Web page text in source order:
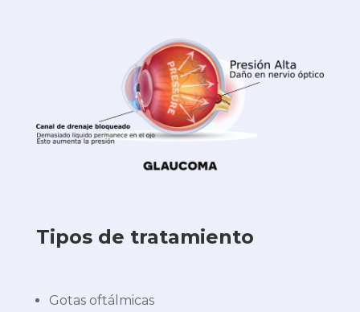
Tipos de tratamiento
Gotas oftálmicas